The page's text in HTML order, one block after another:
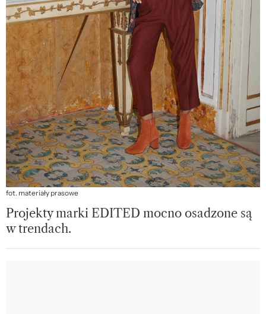
fot. materiały prasowe
Projekty marki EDITED mocno osadzone są
w trendach.